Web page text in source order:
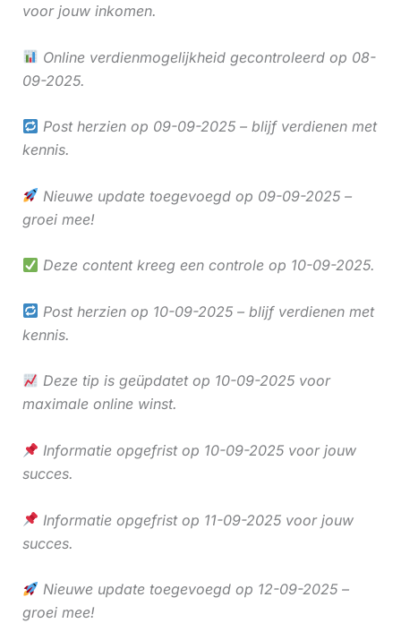
voor jouw inkomen.
Online verdienmogelijkheid gecontroleerd op 08-
09-2025.
Post herzien op 09-09-2025 – blijf verdienen met
kennis.
Nieuwe update toegevoegd op 09-09-2025 –
groei mee!
Deze content kreeg een controle op 10-09-2025.
Post herzien op 10-09-2025 – blijf verdienen met
kennis.
Deze tip is geüpdatet op 10-09-2025 voor
maximale online winst.
Informatie opgefrist op 10-09-2025 voor jouw
succes.
Informatie opgefrist op 11-09-2025 voor jouw
succes.
Nieuwe update toegevoegd op 12-09-2025 –
groei mee!